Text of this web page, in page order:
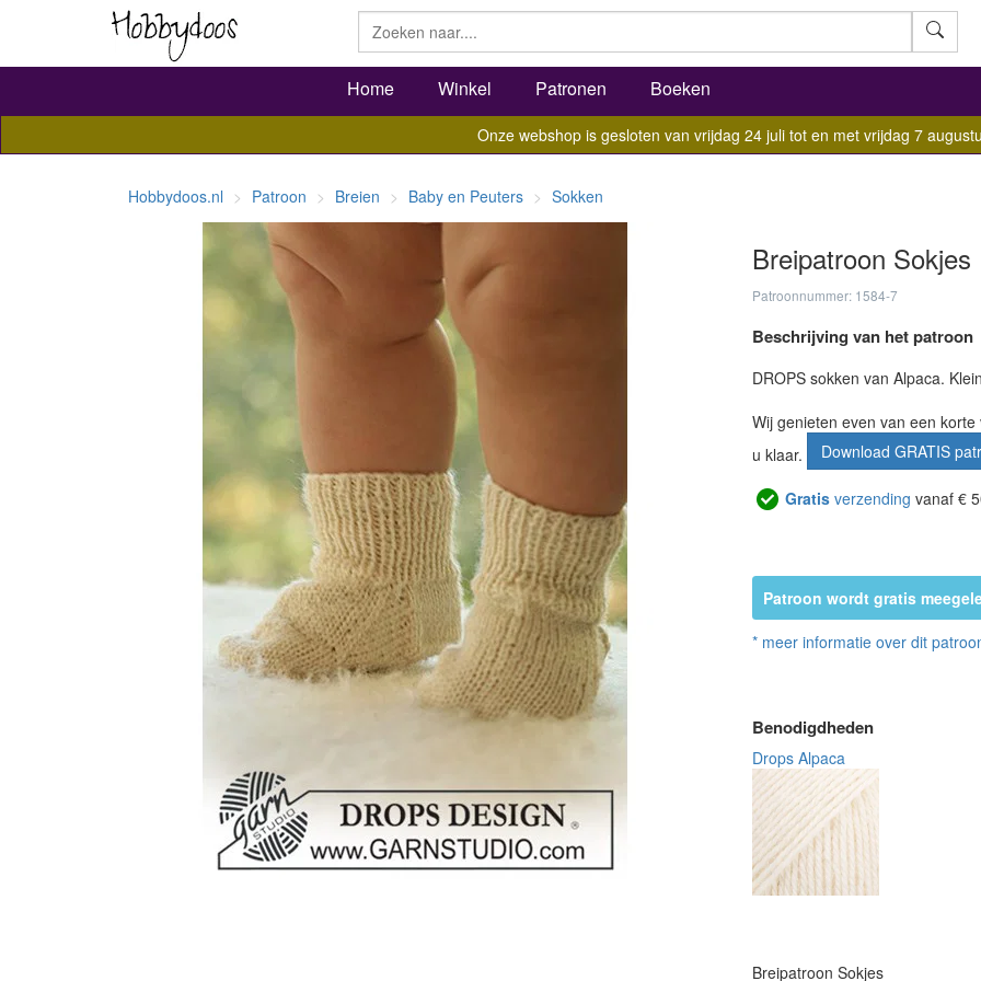
Home Winkel Patronen Boeken
Onze webshop is gesloten van vrijdag 24 juli tot en met vrijdag 7
Hobbydoos.nl Patroon Breien Baby en Peuters Sokken
Breipatroon Sokjes
Patroonnummer: 1584-7
Beschrijving van het patroon
DROPS sokken van Alpaca.
Wij genieten even van een
u klaar.
Download GRATIS
Gratis verzending vanaf €
Patroon wordt gratis
* meer informatie over dit
Benodigdheden
Drops Alpaca
Breipatroon Sokjes